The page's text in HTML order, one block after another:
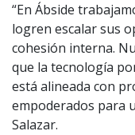
“En Ábside
logren escalar sus
cohesión interna.
que la tecnología
está alineada con
empoderados para
Salazar.